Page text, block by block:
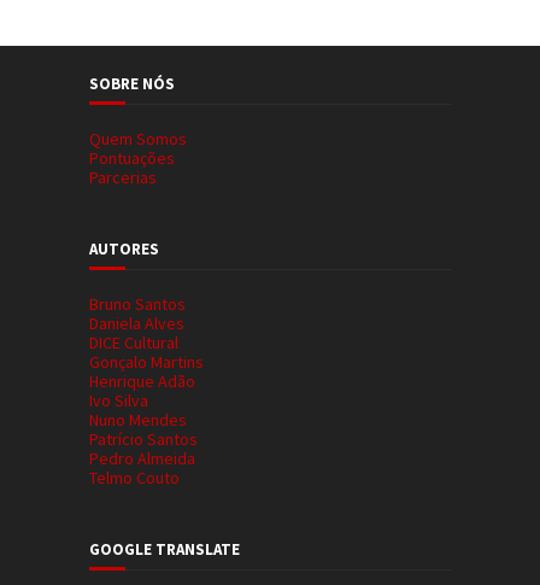
SOBRE NÓS
Quem Somos
Pontuações
Parcerias
AUTORES
Bruno Santos
Daniela Alves
DICE Cultural
Gonçalo Martins
Henrique Adão
Ivo Silva
Nuno Mendes
Patrício Santos
Pedro Almeida
Telmo Couto
GOOGLE TRANSLATE